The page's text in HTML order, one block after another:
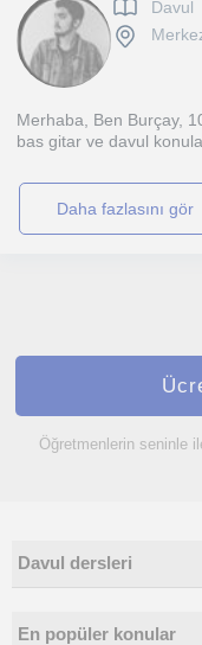
Davul
Merhaba, Ben Burçay,
bas gitar ve davul
daha fazlasını gör
Öğretmenlerin seninle
Davul dersleri
En popüler konular